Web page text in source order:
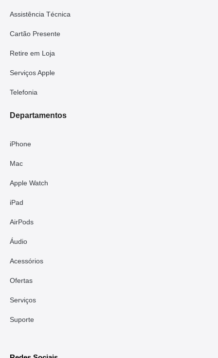
Assistência Técnica
Cartão Presente
Retire em Loja
Serviços Apple
Telefonia
Departamentos
iPhone
Mac
Apple Watch
iPad
AirPods
Áudio
Acessórios
Ofertas
Serviços
Suporte